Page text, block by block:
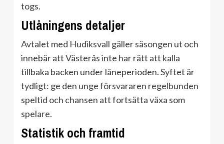
togs.
Utlåningens detaljer
Avtalet med Hudiksvall gäller säsongen ut och
innebär att Västerås inte har rätt att kalla
tillbaka backen under låneperioden. Syftet är
tydligt: ge den unge försvararen regelbunden
speltid och chansen att fortsätta växa som
spelare.
Statistik och framtid